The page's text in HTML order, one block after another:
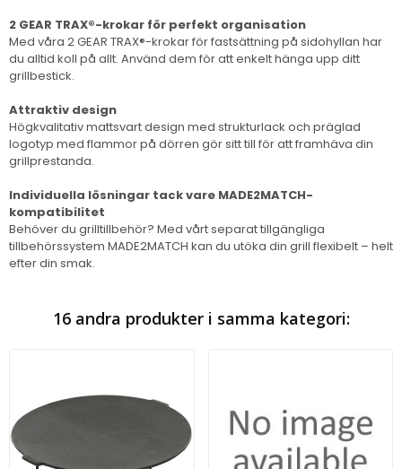
2 GEAR TRAX®-krokar för perfekt organisation
Med våra 2 GEAR TRAX®-krokar för fastsättning på sidohyllan har
du alltid koll på allt. Använd dem för att enkelt hänga upp ditt
grillbestick.
Attraktiv design
Högkvalitativ mattsvart design med strukturlack och präglad
logotyp med flammor på dörren gör sitt till för att framhäva din
grillprestanda.
Individuella lösningar tack vare MADE2MATCH-
kompatibilitet
Behöver du grilltillbehör? Med vårt separat tillgängliga
tillbehörssystem MADE2MATCH kan du utöka din grill flexibelt – helt
efter din smak.
16 andra produkter i samma kategori: